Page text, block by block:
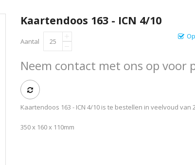
Kaartendoos 163 - ICN 4/10
Aantal
Neem contact met ons op voor
Kaartendoos 163 - ICN 4/10 is te bestellen in veelvoud van
350 x 160 x 110mm